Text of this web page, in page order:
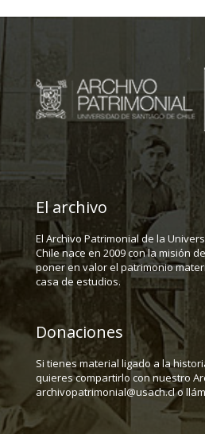
El archivo
El Archivo Patrimonial de la
Chile nace en 2009 con la misión
poner en valor el patrimonio
casa de estudios.
Donaciones
Si tienes material ligado a la
quieres compartirlo con nuestro
archivopatrimonial@usach.cl o